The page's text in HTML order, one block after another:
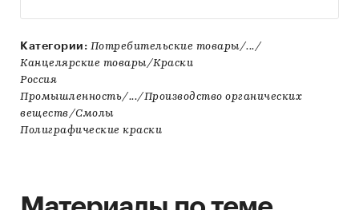
Категории: Потребительские товары/.../
Канцелярские товары/Краски
Россия
Промышленность/.../Производство органических
веществ/Смолы
Полиграфические краски